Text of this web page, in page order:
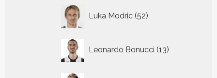
Luka Modric 52
producten
Leonardo Bonucci 13
producten